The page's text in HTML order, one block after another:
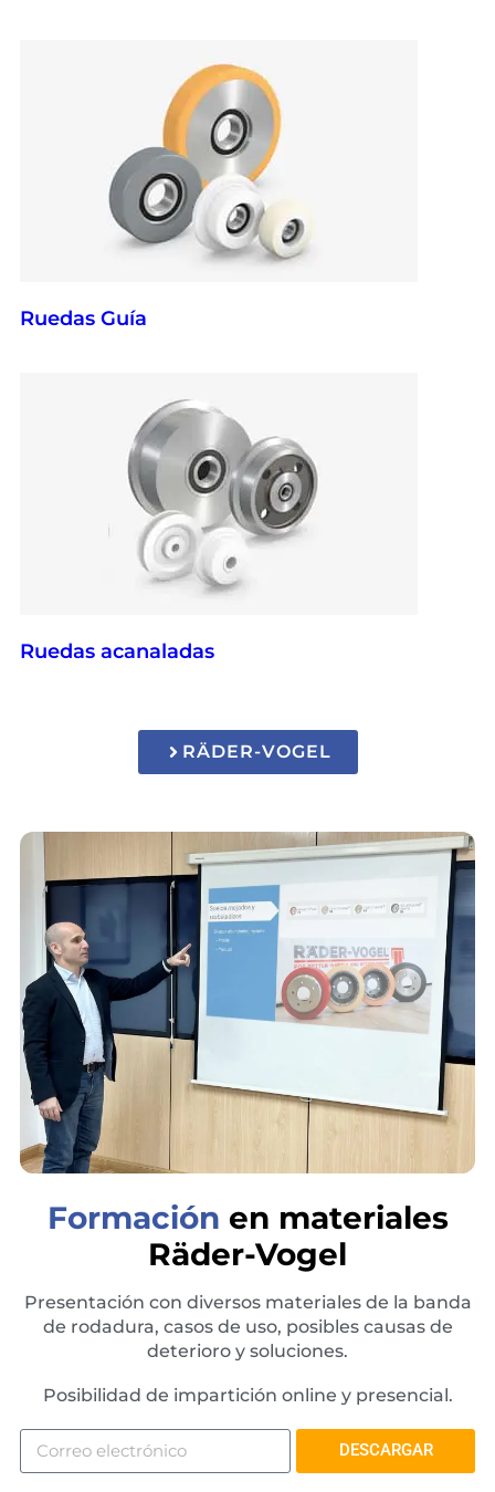
Ruedas Guía
Ruedas acanaladas
RÄDER-VOGEL
Formación en materiales
Räder-Vogel
Presentación con diversos materiales de la banda
de rodadura, casos de uso, posibles causas de
deterioro y soluciones.
Posibilidad de impartición online y presencial.
DESCARGAR